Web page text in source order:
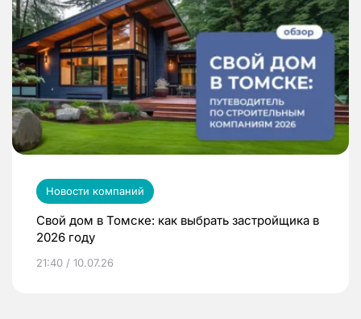
Новости компаний
Свой дом в Томске: как выбрать застройщика в
2026 году
21:40 / 10.07.26